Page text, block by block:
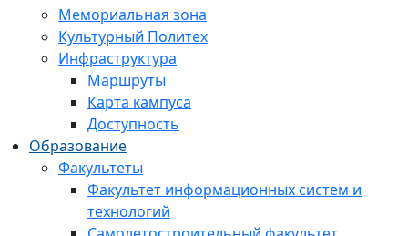
Мемориальная зона
Культурный Политех
Инфраструктура
Маршруты
Карта кампуса
Доступность
Образование
Факультеты
Факультет информационных систем и
технологий